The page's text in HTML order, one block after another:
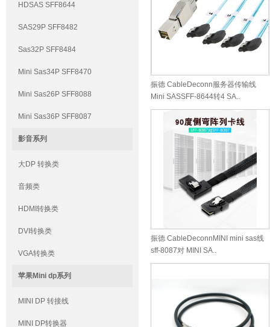
HDSAS SFF8644
SAS29P SFF8482
Sas32P SFF8484
Mini Sas34P SFF8470
Mini Sas26P SFF8088
Mini Sas36P SFF8087
影音系列
大DP 转换类
音频类
HDMI转换类
DVI转换类
VGA转换类
苹果Mini dp系列
MINI DP 转接线
MINI DP转换器
振德 CableDeconn服务器传输线
Mini SASSFF-8644转4 SA..
振德 CableDeconnMINI mini sas线
sff-8087对 MINI SA..